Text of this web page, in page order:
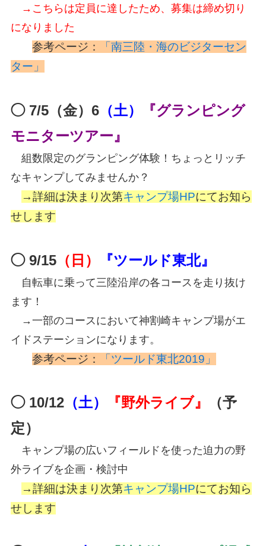
→こちらは定員に達したため、募集は締め切り
になりました
参考ページ：
「南三陸・海のビジターセン
ター」
◯ 7/5（金）6（土）
『グランピング
モニターツアー』
組数限定のグランピング体験！ちょっとリッチ
なキャンプしてみませんか？
→詳細は決まり次第キャンプ場HPにてお知ら
せします
◯ 9/15（日） 『ツールド東北』
自転車に乗って三陸沿岸の各コースを走り抜け
ます！
→一部のコースにおいて神割崎キャンプ場がエ
イドステーションになります。
参考ページ： 「ツールド東北2019」
◯ 10/12（土） 『野外ライブ』
（予
定）
キャンプ場の広いフィールドを使った迫力の野
外ライブを企画・検討中
→詳細は決まり次第キャンプ場HPにてお知ら
せします